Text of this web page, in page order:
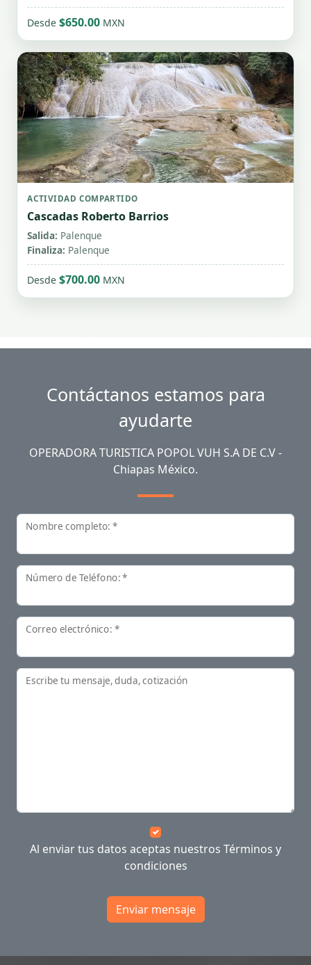
Desde$650.00 MXN
ACTIVIDAD COMPARTIDO
Cascadas Roberto Barrios
Salida: Palenque
Finaliza: Palenque
Desde$700.00 MXN
Contáctanos estamos para
ayudarte
OPERADORA TURISTICA POPOL VUH S.A DE C.V -
Chiapas México.
Nombre completo: *
Número de Teléfono: *
Correo electrónico: *
Escribe tu mensaje, duda, cotización
Al enviar tus datos aceptas nuestros Términos y
condiciones
Enviar mensaje